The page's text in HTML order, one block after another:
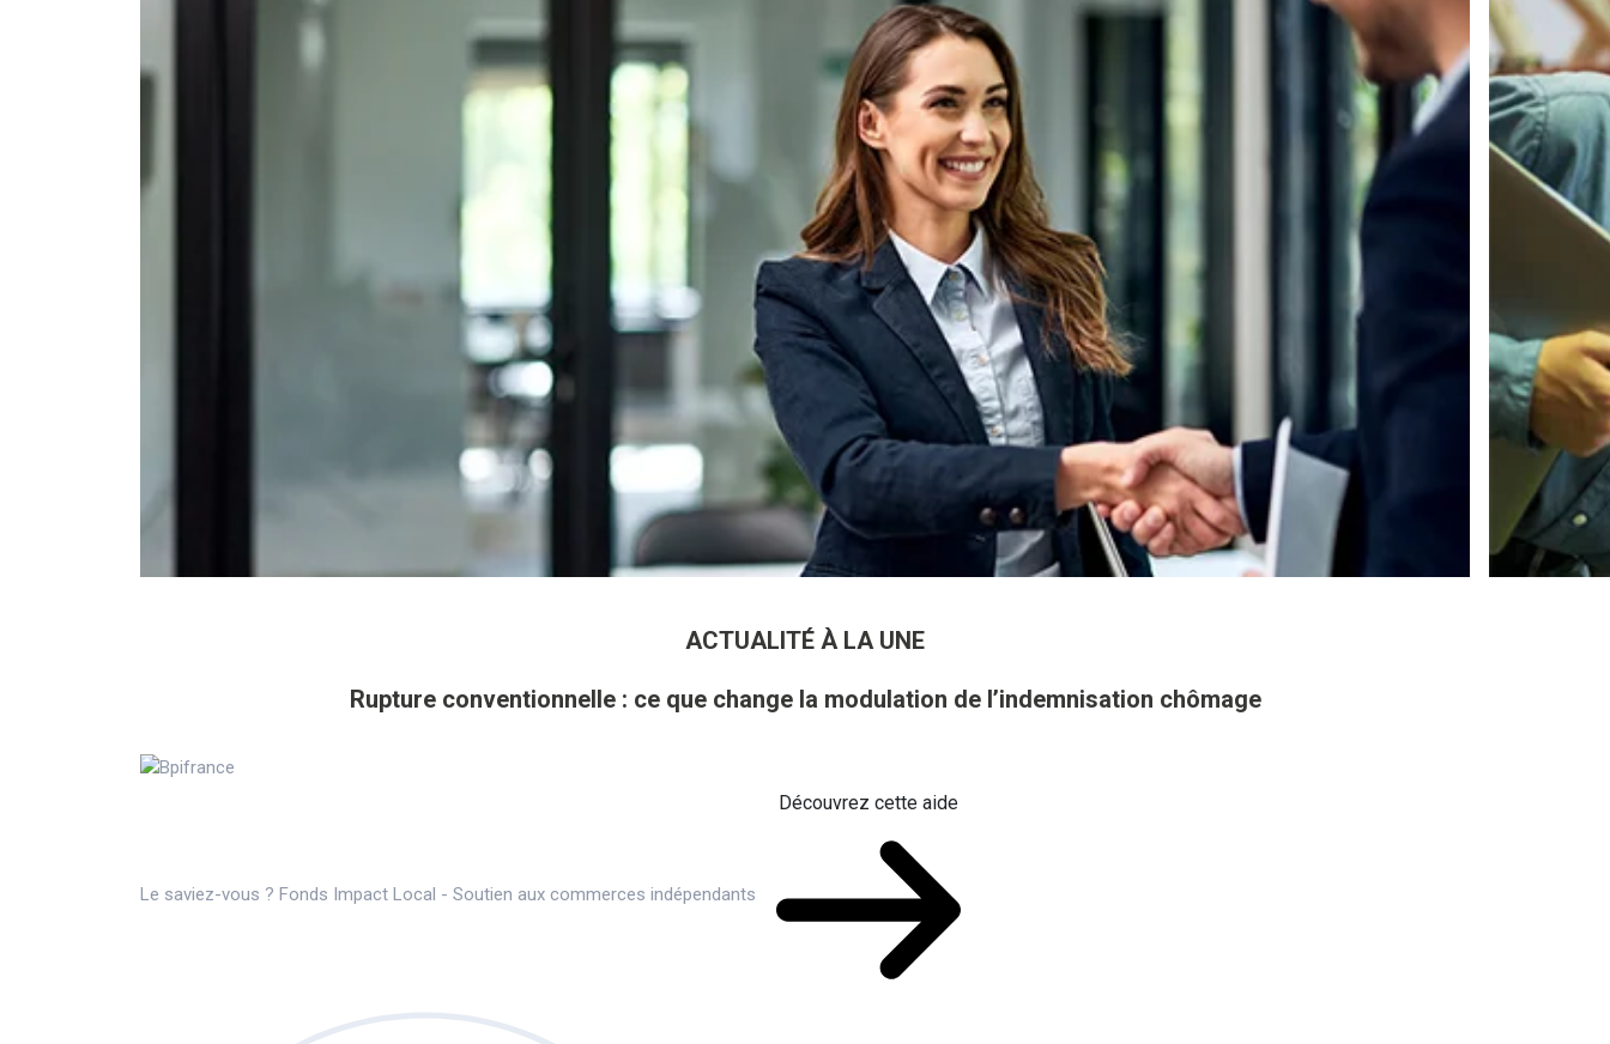
ACTUALITÉ À LA UNE
Rupture conventionnelle : ce que change la modulation de l’indemnisation chômage
Le saviez-vous ? Fonds Impact Local - Soutien aux commerces indépendants
Découvrez cette aide